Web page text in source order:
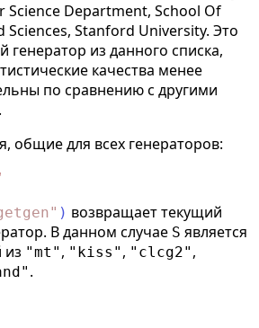
Science Department, School Of
Sciences, Stanford University. Это
из данного списка,
качества менее
по сравнению с другими
общие для всех генераторов:
" ) возвращает текущий
В данном случае S является
из "mt" , "kiss" , "clcg2" ,
.